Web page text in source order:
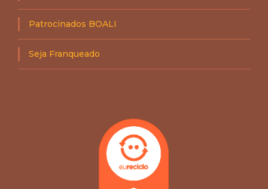
Patrocinados BOALI
Seja Franqueado